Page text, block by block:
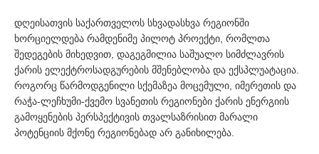
დღეისათვის საქართველოს სხვადასხვა რეგიონში
ხორციელდება რამდენიმე პილოტ პროექტი, რომლთა
შედეგების მიხედვით, დაგეგმილია საშუალო სიმძლავრის
ქარის ელექტროსადგურების მშენებლობა და ექსპლუატაცია.
როგორც წარმოდგენილი სქემაზეა მოცემული, იმერეთის და
რაჭა-ლეჩხუმი-ქვემო სვანეთის რეგიონები ქარის ენერგიის
გამოყენების პერსპექტივის თვალსაზრისით მარალი
პოტენციის მქონე რეგიონებად არ განიხილება.